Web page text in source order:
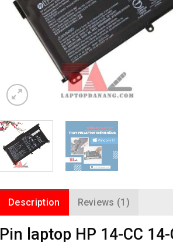
Description Reviews (1)
Pin laptop HP 14-CC